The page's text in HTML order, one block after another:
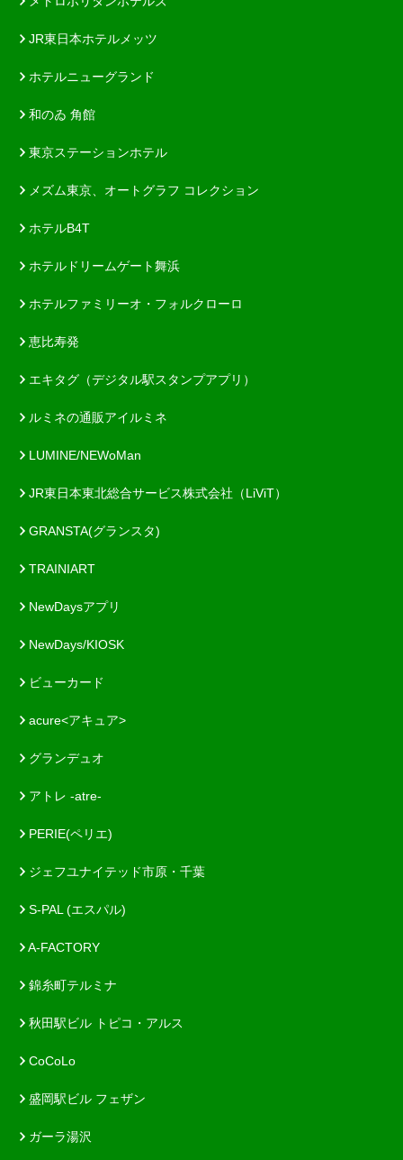
JR東日本ホテルメッツ
ホテルニューグランド
和のゐ 角館
東京ステーションホテル
メズム東京、オートグラフ コレクション
ホテルB4T
ホテルドリームゲート舞浜
ホテルファミリーオ・フォルクローロ
恵比寿発
エキタグ（デジタル駅スタンプアプリ）
ルミネの通販アイルミネ
LUMINE/NEWoMan
JR東日本東北総合サービス株式会社（LiViT）
GRANSTA(グランスタ)
TRAINIART
NewDaysアプリ
NewDays/KIOSK
ビューカード
acure<アキュア>
グランデュオ
アトレ -atre-
PERIE(ペリエ)
ジェフユナイテッド市原・千葉
S-PAL (エスパル)
A-FACTORY
錦糸町テルミナ
秋田駅ビル トピコ・アルス
CoCoLo
盛岡駅ビル フェザン
ガーラ湯沢